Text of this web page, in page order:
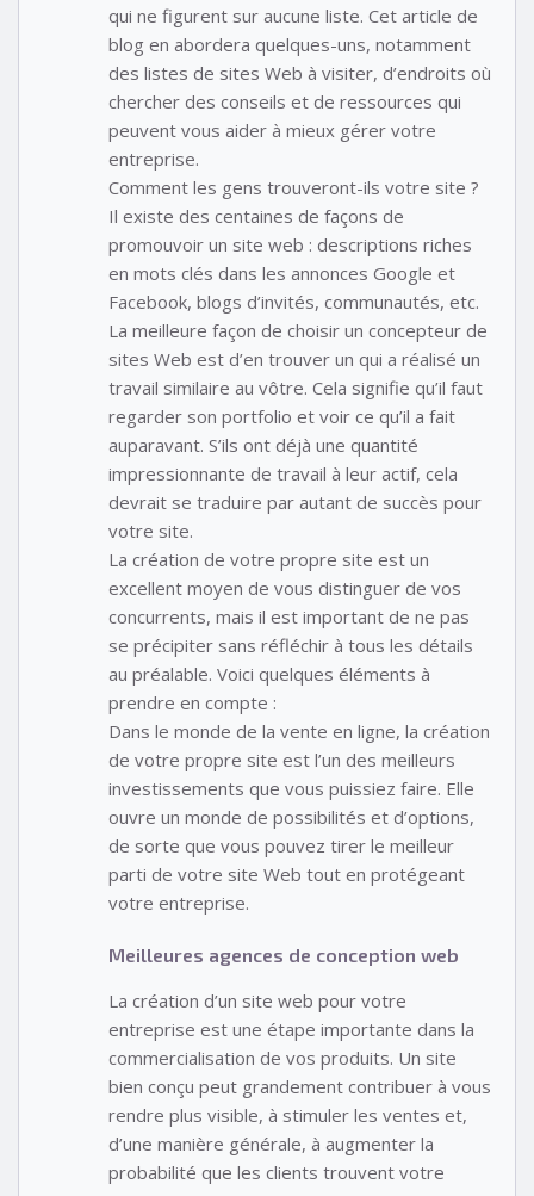
qui ne figurent sur aucune liste. Cet article de
blog en abordera quelques-uns, notamment
des listes de sites Web à visiter, d’endroits où
chercher des conseils et de ressources qui
peuvent vous aider à mieux gérer votre
entreprise.
Comment les gens trouveront-ils votre site ?
Il existe des centaines de façons de
promouvoir un site web : descriptions riches
en mots clés dans les annonces Google et
Facebook, blogs d’invités, communautés, etc.
La meilleure façon de choisir un concepteur de
sites Web est d’en trouver un qui a réalisé un
travail similaire au vôtre. Cela signifie qu’il faut
regarder son portfolio et voir ce qu’il a fait
auparavant. S’ils ont déjà une quantité
impressionnante de travail à leur actif, cela
devrait se traduire par autant de succès pour
votre site.
La création de votre propre site est un
excellent moyen de vous distinguer de vos
concurrents, mais il est important de ne pas
se précipiter sans réfléchir à tous les détails
au préalable. Voici quelques éléments à
prendre en compte :
Dans le monde de la vente en ligne, la création
de votre propre site est l’un des meilleurs
investissements que vous puissiez faire. Elle
ouvre un monde de possibilités et d’options,
de sorte que vous pouvez tirer le meilleur
parti de votre site Web tout en protégeant
votre entreprise.
Meilleures agences de conception web
La création d’un site web pour votre
entreprise est une étape importante dans la
commercialisation de vos produits. Un site
bien conçu peut grandement contribuer à vous
rendre plus visible, à stimuler les ventes et,
d’une manière générale, à augmenter la
probabilité que les clients trouvent votre